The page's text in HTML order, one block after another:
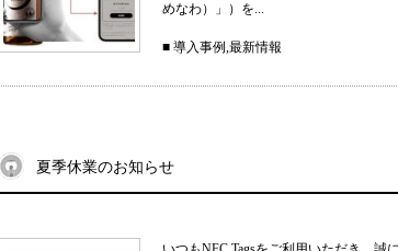
めなわ）」）を...
■ 導入事例,最新情報
夏季休業のお知らせ